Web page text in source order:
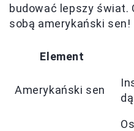
budować lepszy świat.
sobą amerykański sen!
Element
Amerykański sen